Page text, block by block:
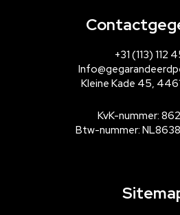
+31 (113) 112
Kleine Kade 45,
KvK-nummer:
Btw-nummer: